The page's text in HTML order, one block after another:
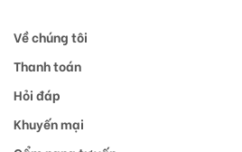
Về chúng tôi
Thanh toán
Hỏi đáp
Khuyến mại